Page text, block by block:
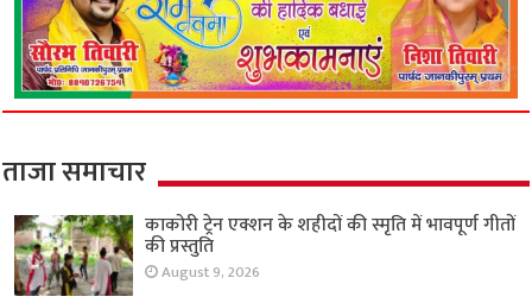
ताजा समाचार
काकोरी ट्रेन एक्शन के शहीदों की स्मृति में भावपूर्ण गीतों
की प्रस्तुति
August 9, 2026